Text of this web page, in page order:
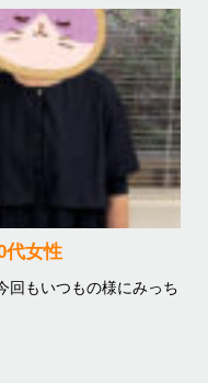
代女性
回もいつもの様にみっち